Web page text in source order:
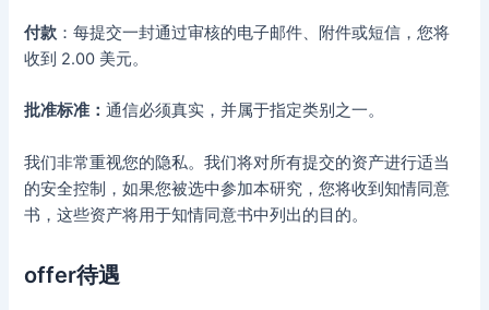
付款 ：每提交一封通过审核的电子邮件、附件或短信，您将
收到 2.00 美元。
批准标准：通信必须真实，并属于指定类别之一。
我们非常重视您的隐私。我们将对所有提交的资产进行适当
的安全控制，如果您被选中参加本研究，您将收到知情同意
书，这些资产将用于知情同意书中列出的目的。
offer待遇